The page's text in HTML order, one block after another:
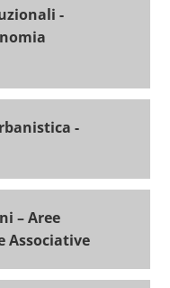
-
-
– Aree
Associative